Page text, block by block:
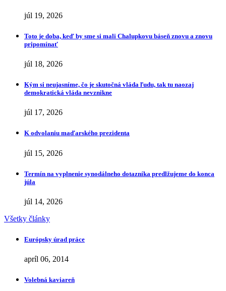
júl 19, 2026
Toto je doba, keď by sme si mali Chalupkovu báseň znovu a znovu
pripomínať
júl 18, 2026
Kým si neujasníme, čo je skutočná vláda ľudu, tak tu naozaj
demokratická vláda nevznikne
júl 17, 2026
K odvolaniu maďarského prezidenta
júl 15, 2026
Termín na vyplnenie synodálneho dotazníka predlžujeme do konca
júla
júl 14, 2026
Všetky články
Európsky úrad práce
apríl 06, 2014
Volebná kaviareň